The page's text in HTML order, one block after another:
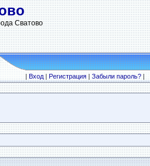
Сватово
|Вход|Регистрация|Забыли пароль?|